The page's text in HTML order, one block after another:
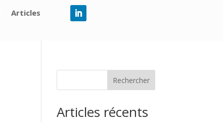
Articles
Rechercher
Articles récents